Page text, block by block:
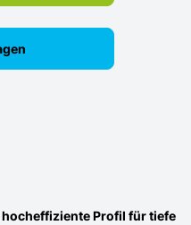
Profil für tiefe